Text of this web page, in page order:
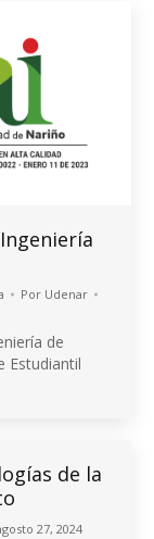
Por Udenar
de
Estudiantil
de la
27, 2024